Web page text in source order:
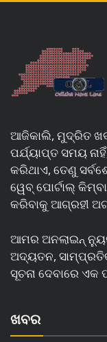
ଆଜିକାଲି, ମୁଦ୍ରିତ
ପର୍ଯ୍ୟାପ୍ତ ସମୟ
କରିଥାଏ, ତେଣୁ
ୱେବ୍ ପୋର୍ଟାଲ୍
କରିବାକୁ ଆଗ୍ରହୀ
ଆମର ଅନଲାଇନ୍
ଅଦ୍ୟତନ,
ସୂଚନା ଦେବାରେ
ଖବର